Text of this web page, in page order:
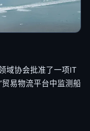
域协会批准了一项IT
易物流平台中监测船